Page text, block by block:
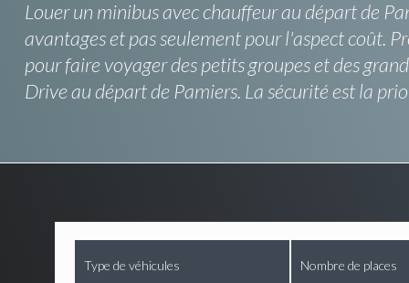
Louer un minibus avec chauffeur au départ de
avantages et pas seulement pour l'aspect coût.
pour faire voyager des petits groupes et des
Drive au départ de Pamiers. La sécurité est la
Type de véhicules Nombre de places